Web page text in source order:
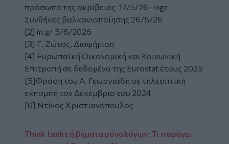
πρόσωπο της ακρίβειας 17/5/26- ingr
Συνθήκες βαλκανιοποίησης 26/5/26
[2] in.gr 5/6/2026
[3] Γ. Ζώτος, Διαφήμιση
[4] Ευρωπαϊκή Οικονομική και Κοινωνική
Επιτροπή σε δεδομένα της Eurostat έτους 2025
[5]Φράση του Α. Γεωργιάδη σε τηλεοπτική
εκπομπή τον Δεκέμβριο του 2024
[6] Ντίνος Χριστιανόπουλος
Think tanks ή βήματα μονολόγων; Τι παράγει